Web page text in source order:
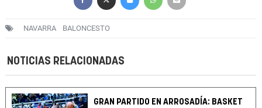
NAVARRA BALONCESTO
NOTICIAS RELACIONADAS
GRAN PARTIDO EN ARROSADÍA: BASKET